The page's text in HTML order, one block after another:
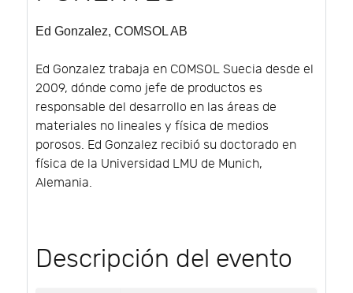
Ed Gonzalez, COMSOL AB
Ed Gonzalez trabaja en COMSOL Suecia desde el
2009, dónde como jefe de productos es
responsable del desarrollo en las áreas de
materiales no lineales y física de medios
porosos. Ed Gonzalez recibió su doctorado en
física de la Universidad LMU de Munich,
Alemania.
Descripción del evento